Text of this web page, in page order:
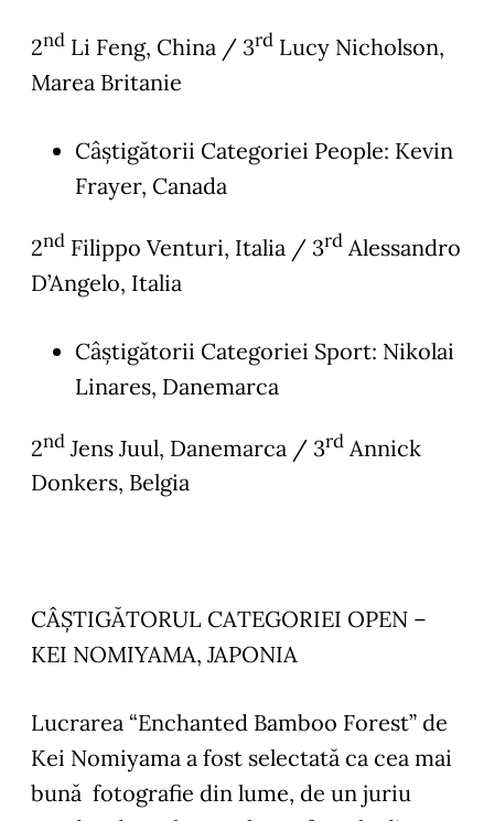
2nd Li Feng, China / 3rd Lucy Nicholson,
Marea Britanie
Câștigătorii Categoriei People: Kevin
Frayer, Canada
2nd Filippo Venturi, Italia / 3rd Alessandro
D’Angelo, Italia
Câștigătorii Categoriei Sport: Nikolai
Linares, Danemarca
2nd Jens Juul, Danemarca / 3rd Annick
Donkers, Belgia
CÂȘTIGĂTORUL CATEGORIEI OPEN –
KEI NOMIYAMA, JAPONIA
Lucrarea “Enchanted Bamboo Forest” de
Kei Nomiyama a fost selectată ca cea mai
bună fotografie din lume, de un juriu